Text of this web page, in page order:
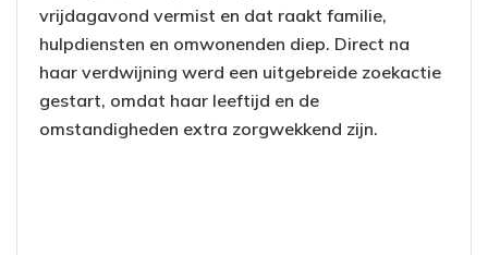
vrijdagavond vermist en dat raakt familie,
hulpdiensten en omwonenden diep. Direct na
haar verdwijning werd een uitgebreide zoekactie
gestart, omdat haar leeftijd en de
omstandigheden extra zorgwekkend zijn.